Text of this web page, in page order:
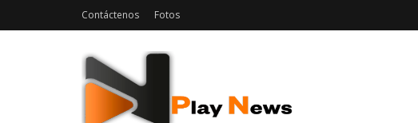
Contáctenos Fotos